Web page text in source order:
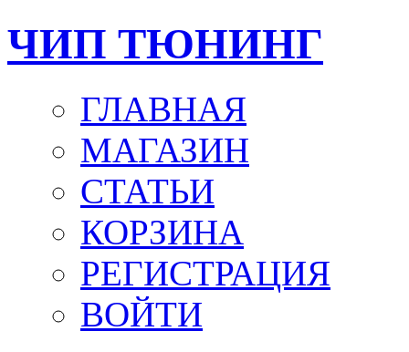
ЧИП ТЮНИНГ
ГЛАВНАЯ
МАГАЗИН
СТАТЬИ
КОРЗИНА
РЕГИСТРАЦИЯ
ВОЙТИ